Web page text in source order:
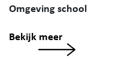
Omgeving school
Bekijk meer